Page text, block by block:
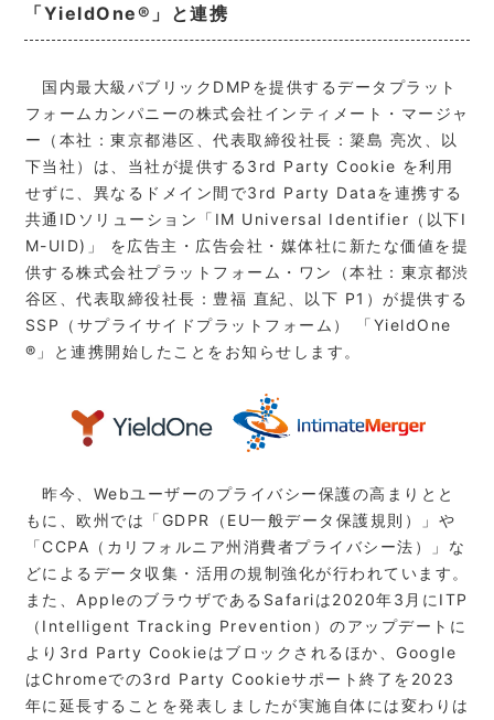
「YieldOne®」と連携
国内最大級パブリックDMPを提供するデータプラット
フォームカンパニーの株式会社インティメート・マージャ
ー（本社：東京都港区、代表取締役社長：簗島 亮次、以
下当社）は、当社が提供する3rd Party Cookie を利用
せずに、異なるドメイン間で3rd Party Dataを連携する
共通IDソリューション「IM Universal Identifier（以下I
M-UID)」 を広告主・広告会社・媒体社に新たな価値を提
供する株式会社プラットフォーム・ワン（本社：東京都渋
谷区、代表取締役社長：豊福 直紀、以下 P1）が提供する
SSP（サプライサイドプラットフォーム） 「YieldOne
®」と連携開始したことをお知らせします。
昨今、Webユーザーのプライバシー保護の高まりとと
もに、欧州では「GDPR（EU一般データ保護規則）」や
「CCPA（カリフォルニア州消費者プライバシー法）」な
どによるデータ収集・活用の規制強化が行われています。
また、AppleのブラウザであるSafariは2020年3月にITP
（Intelligent Tracking Prevention）のアップデートに
より3rd Party Cookieはブロックされるほか、Google
はChromeでの3rd Party Cookieサポート終了を2023
年に延長することを発表しましたが実施自体には変わりは